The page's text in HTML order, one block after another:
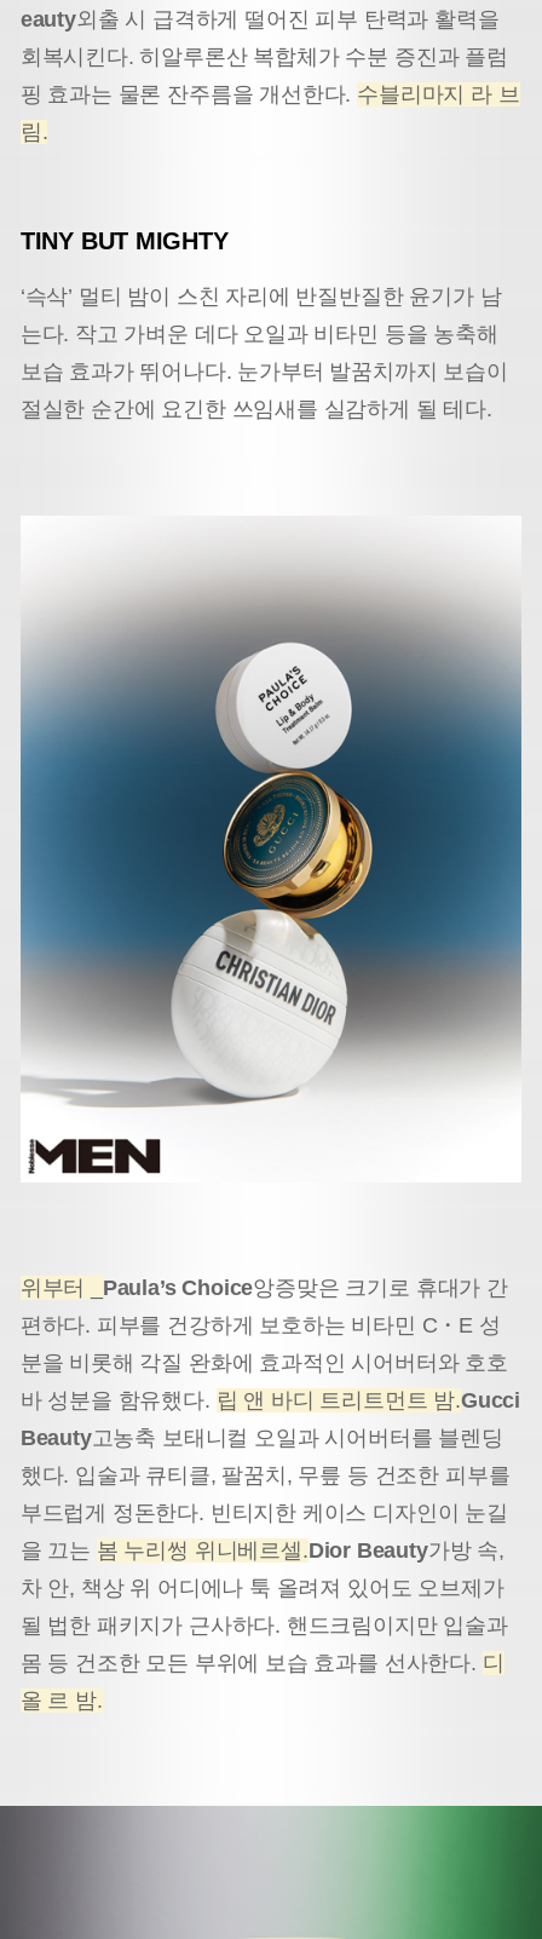
eauty외출 시 급격하게 떨어진 피부 탄력과 활력을
회복시킨다. 히알루론산 복합체가 수분 증진과 플럼
핑 효과는 물론 잔주름을 개선한다. 수블리마지 라 브
림.
TINY BUT MIGHTY
‘슥삭’ 멀티 밤이 스친 자리에 반질반질한 윤기가 남
는다. 작고 가벼운 데다 오일과 비타민 등을 농축해
보습 효과가 뛰어나다. 눈가부터 발꿈치까지 보습이
절실한 순간에 요긴한 쓰임새를 실감하게 될 테다.
위부터 _ Paula’s Choice앙증맞은 크기로 휴대가 간
편하다. 피부를 건강하게 보호하는 비타민 C・E 성
분을 비롯해 각질 완화에 효과적인 시어버터와 호호
바 성분을 함유했다. 립 앤 바디 트리트먼트 밤.Gucci
Beauty고농축 보태니컬 오일과 시어버터를 블렌딩
했다. 입술과 큐티클, 팔꿈치, 무릎 등 건조한 피부를
부드럽게 정돈한다. 빈티지한 케이스 디자인이 눈길
을 끄는 봄 누리썽 위니베르셀.Dior Beauty가방 속,
차 안, 책상 위 어디에나 툭 올려져 있어도 오브제가
될 법한 패키지가 근사하다. 핸드크림이지만 입술과
몸 등 건조한 모든 부위에 보습 효과를 선사한다. 디
올 르 밤.